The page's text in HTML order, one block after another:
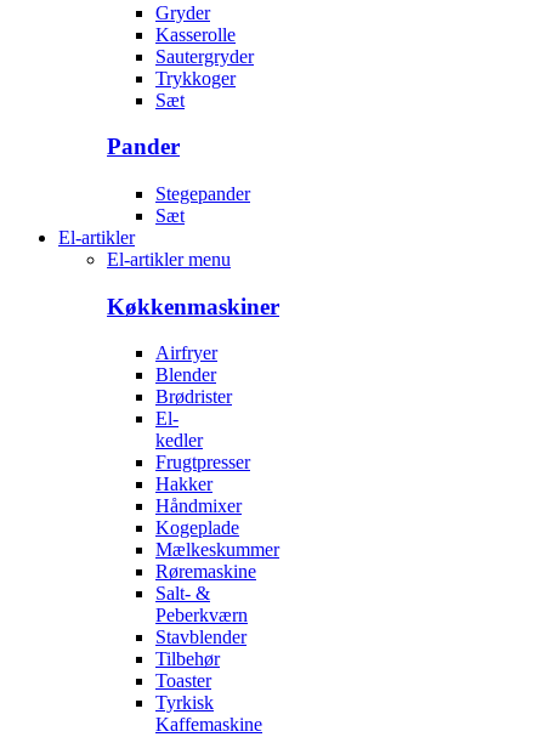
Gryder
Kasserolle
Sautergryder
Trykkoger
Sæt
Pander
Stegepander
Sæt
El-artikler
El-artikler menu
Køkkenmaskiner
Airfryer
Blender
Brødrister
El-
kedler
Frugtpresser
Hakker
Håndmixer
Kogeplade
Mælkeskummer
Røremaskine
Salt- &
Peberkværn
Stavblender
Tilbehør
Toaster
Tyrkisk
Kaffemaskine